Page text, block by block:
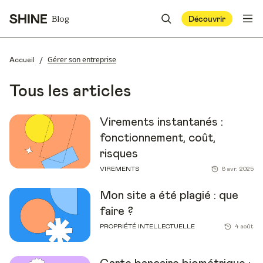
Blog Découvrir
Accueil / Gérer son entreprise
Tous les articles
Virements instantanés :
fonctionnement, coût,
risques
VIREMENTS 8 avr. 2025
Mon site a été plagié : que
faire ?
PROPRIÉTÉ INTELLECTUELLE 4 août